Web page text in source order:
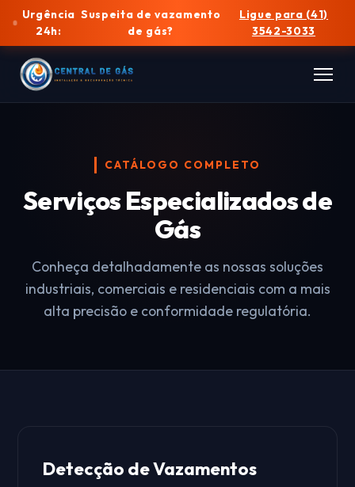
Urgência
24h:
Suspeita de vazamento
de gás?
Ligue para (41)
3542-3033
CATÁLOGO COMPLETO
Serviços Especializados de
Gás
Conheça detalhadamente as nossas soluções
industriais, comerciais e residenciais com a mais
alta precisão e conformidade regulatória.
Detecção de Vazamentos